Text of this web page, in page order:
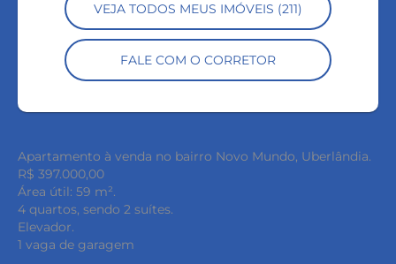
VEJA TODOS MEUS IMÓVEIS (211)
FALE COM O CORRETOR
Apartamento à venda no bairro Novo Mundo, Uberlândia.
R$ 397.000,00
Área útil: 59 m².
4 quartos, sendo 2 suítes.
Elevador.
1 vaga de garagem